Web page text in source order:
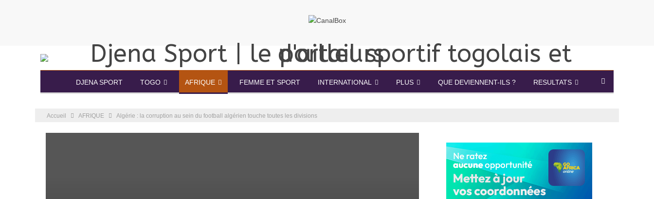
DJENA SPORT TOGO AFRIQUE FEMME ET SPORT INTERNATIONAL PLUS QUE DEVIENNENT-ILS ? RESULTATS
Accueil AFRIQUE Algérie : la corruption au sein du football algérien touche toutes les divisions